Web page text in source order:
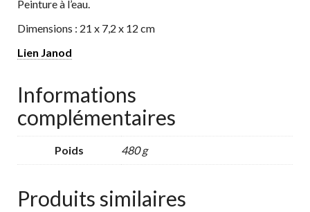
Peinture à l’eau.
Dimensions : 21 x 7,2 x 12 cm
Lien Janod
Informations
complémentaires
Poids 480 g
Produits similaires